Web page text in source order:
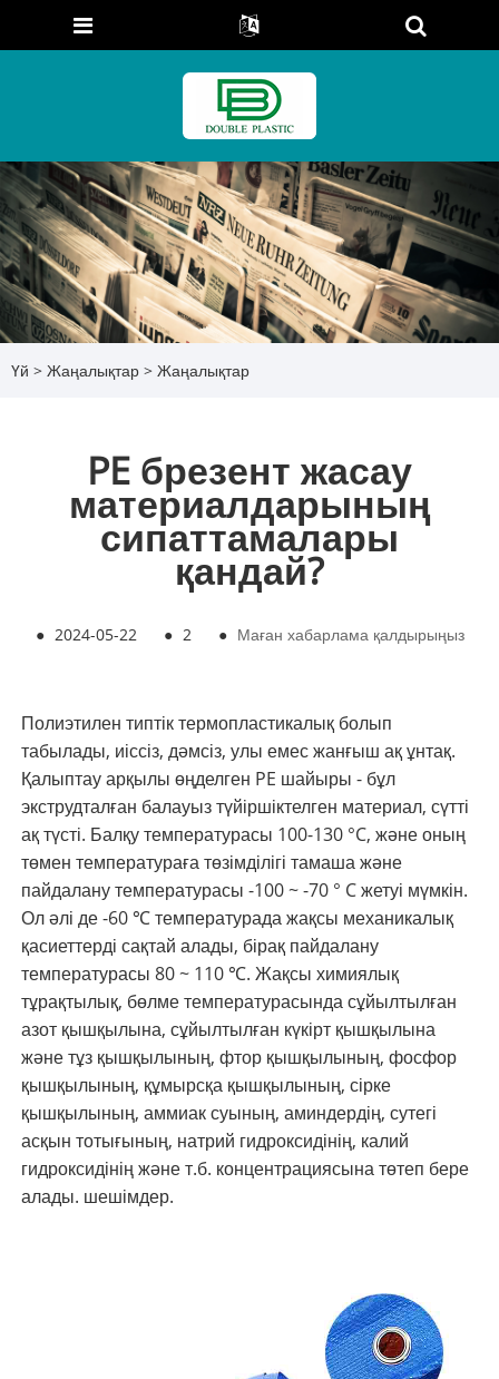
Үй > Жаңалықтар > Жаңалықтар
PE брезент жасау
материалдарының
сипаттамалары
қандай?
● 2024-05-22 ● 2 ● Маған хабарлама қалдырыңыз
Полиэтилен типтік термопластикалық болып
табылады, иіссіз, дәмсіз, улы емес жанғыш ақ ұнтақ.
Қалыптау арқылы өңделген PE шайыры - бұл
экструдталған балауыз түйіршіктелген материал, сүтті
ақ түсті. Балқу температурасы 100-130 °C, және оның
төмен температураға төзімділігі тамаша және
пайдалану температурасы -100 ~ -70 ° C жетуі мүмкін.
Ол әлі де -60 ℃ температурада жақсы механикалық
қасиеттерді сақтай алады, бірақ пайдалану
температурасы 80 ~ 110 ℃. Жақсы химиялық
тұрақтылық, бөлме температурасында сұйылтылған
азот қышқылына, сұйылтылған күкірт қышқылына
және тұз қышқылының, фтор қышқылының, фосфор
қышқылының, құмырсқа қышқылының, сірке
қышқылының, аммиак суының, аминдердің, сутегі
асқын тотығының, натрий гидроксидінің, калий
гидроксидінің және т.б. концентрациясына төтеп бере
алады. шешімдер.